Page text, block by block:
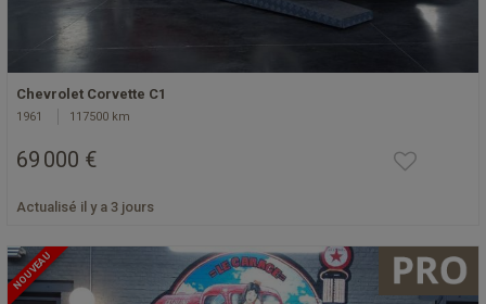
Chevrolet Corvette C1
1961 117500 km
69 000 €
Actualisé il y a 3 jours
NOUVEAU